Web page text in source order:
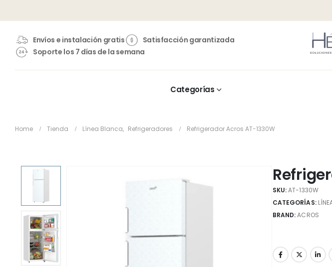
Envíos e instalación gratis
Satisfacción garantizada
Soporte los 7 días de la semana
Categorías
Home Tienda Línea Blanca, Refrigeradores Refrigerador Acros AT-1330W
SKU:AT-1330W
CATEGORÍAS:
BRAND:ACROS